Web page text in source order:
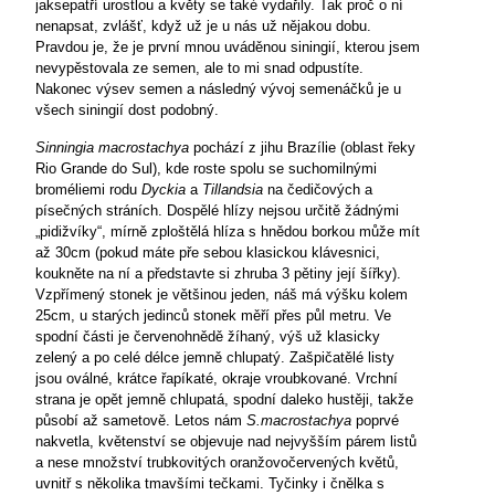
jaksepatří urostlou a květy se také vydařily. Tak proč o ní
nenapsat, zvlášť, když už je u nás už nějakou dobu.
Pravdou je, že je první mnou uváděnou siningií, kterou jsem
nevypěstovala ze semen, ale to mi snad odpustíte.
Nakonec výsev semen a následný vývoj semenáčků je u
všech siningií dost podobný.
Sinningia macrostachya pochází z jihu Brazílie (oblast řeky
Rio Grande do Sul), kde roste spolu se suchomilnými
broméliemi rodu Dyckia a Tillandsia na čedičových a
písečných stráních. Dospělé hlízy nejsou určitě žádnými
„pidižvíky“, mírně zploštělá hlíza s hnědou borkou může mít
až 30cm (pokud máte pře sebou klasickou klávesnici,
koukněte na ní a představte si zhruba 3 pětiny její šířky).
Vzpřímený stonek je většinou jeden, náš má výšku kolem
25cm, u starých jedinců stonek měří přes půl metru. Ve
spodní části je červenohnědě žíhaný, výš už klasicky
zelený a po celé délce jemně chlupatý. Zašpičatělé listy
jsou oválné, krátce řapíkaté, okraje vroubkované. Vrchní
strana je opět jemně chlupatá, spodní daleko hustěji, takže
působí až sametově. Letos nám S.macrostachya poprvé
nakvetla, květenství se objevuje nad nejvyšším párem listů
a nese množství trubkovitých oranžovočervených květů,
uvnitř s několika tmavšími tečkami. Tyčinky i čnělka s